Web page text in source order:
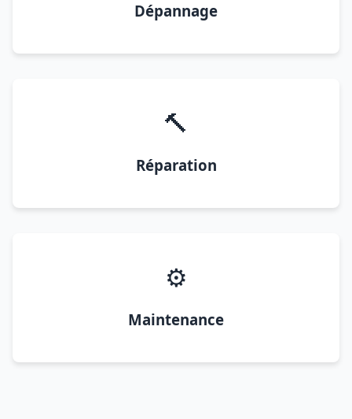
Dépannage
🔨
Réparation
⚙️
Maintenance